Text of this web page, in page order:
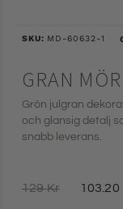
SKU: MD-60632-1
GRAN
Grön julgran
och glansig detalj
snabb leverans.
129Kr 103.20